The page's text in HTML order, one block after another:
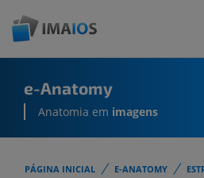
e-Anatomy
Anatomia em imagens
PÁGINA INICIAL E-ANATOMY